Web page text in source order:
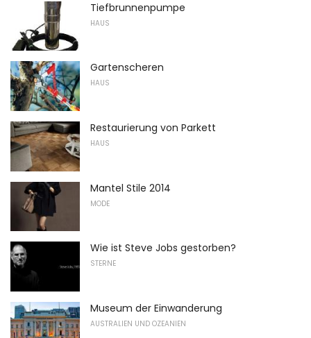
Tiefbrunnenpumpe
HAUS
Gartenscheren
HAUS
Restaurierung von Parkett
HAUS
Mantel Stile 2014
MODE
Wie ist Steve Jobs gestorben?
STERNE
Museum der Einwanderung
AUSTRALIEN UND OZEANIEN